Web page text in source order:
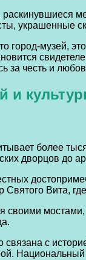
украшенные
город-музей,
за честь и
и
более
дворцов до
Вита,
своими
связана с